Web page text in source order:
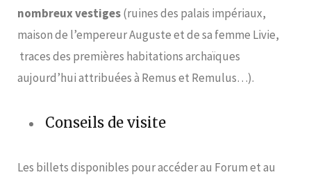
nombreux vestiges(ruines des palais impériaux,
maison de l’empereur Auguste et de sa femme Livie,
traces des premières habitations archaïques
aujourd’hui attribuées à Remus et Remulus…).
Conseils de visite
Les billets disponibles pour accéder au Forum et au